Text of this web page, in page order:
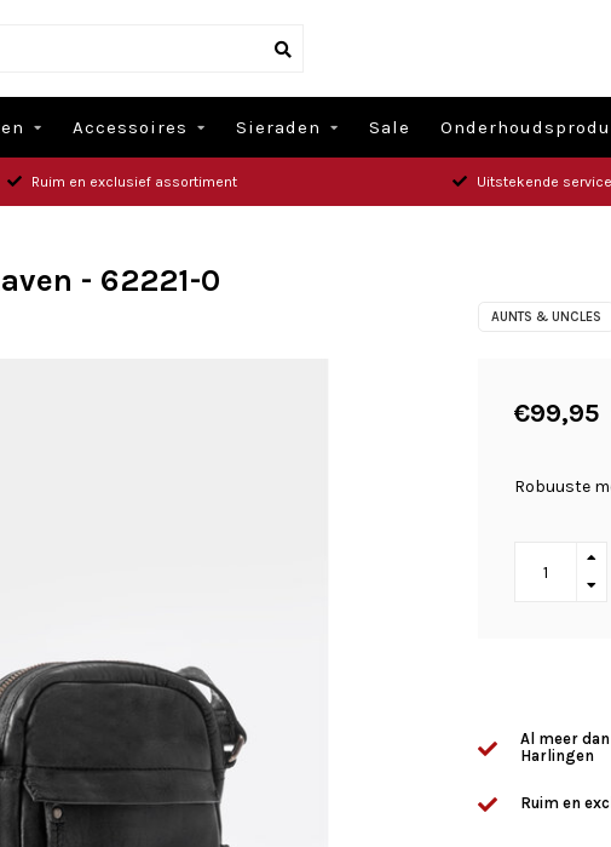
Accessoires Sieraden Sale
Ruim en exclusief assortiment Uitstekende service
- 62221-0
AUNTS & UNCLES
€99,95
Robuuste
Al meer
Harlingen
Ruim en